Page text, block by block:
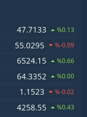
47.7133 %0.13
55.0295 %-0.09
6524.15 %0.66
64.3352 %0.00
1.1523 %-0.02
4258.55 %0.43